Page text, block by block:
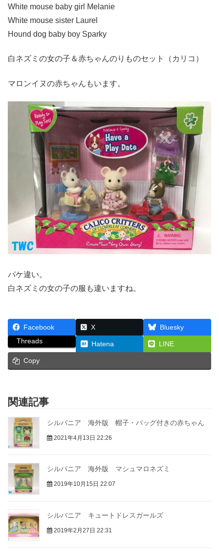
White mouse baby girl Melanie
White mouse sister Laurel
Hound dog baby boy Sparky
白ネズミの女の子＆赤ちゃんのりものセット（カリコ）
マロンイヌの赤ちゃんもいます。
パケ違い。
白ネズミの女の子の服も違いますね。
Facebook X
Bluesky
Threads
Hatena LINE
Copy
関連記事
シルバニア 海外版 帽子・バッグ付きの赤ちゃん
2021年4月13日 22:26
シルバニア 海外版 マシュマロネズミ
2019年10月15日 22:07
シルバニア キュートドレスガールズ
2019年2月27日 22:31